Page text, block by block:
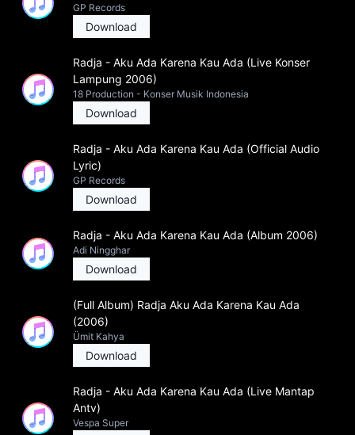
GP Records
Download
Radja - Aku Ada Karena Kau Ada (Live Konser
Lampung 2006)
18 Production - Konser Musik Indonesia
Download
Radja - Aku Ada Karena Kau Ada (Official Audio
Lyric)
GP Records
Download
Radja - Aku Ada Karena Kau Ada (Album 2006)
Adi Ningghar
Download
(Full Album) Radja Aku Ada Karena Kau Ada
(2006)
Ümit Kahya
Download
Radja - Aku Ada Karena Kau Ada (Live Mantap
Antv)
Vespa Super